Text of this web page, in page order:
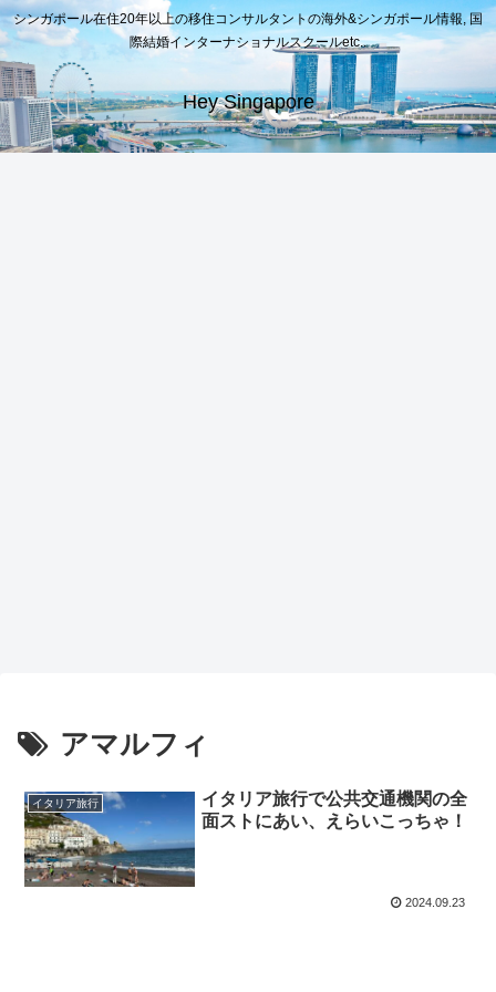
シンガポール在住20年以上の移住コンサルタントの海外&シンガポール情報, 国
際結婚インターナショナルスクールetc..
Hey Singapore
アマルフィ
イタリア旅行
イタリア旅行で公共交通機関の全
面ストにあい、えらいこっちゃ！
2024.09.23